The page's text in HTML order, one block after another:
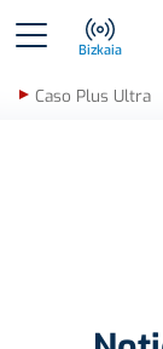
Bizkaia
Caso Plus Ultra